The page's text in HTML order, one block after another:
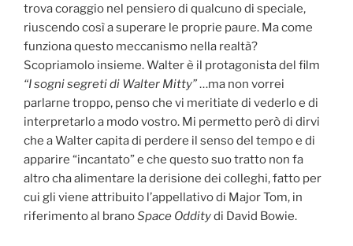
trova coraggio nel pensiero di qualcuno di speciale,
riuscendo così a superare le proprie paure. Ma come
funziona questo meccanismo nella realtà?
Scopriamolo insieme. Walter è il protagonista del film
“I sogni segreti di Walter Mitty”…ma non vorrei
parlarne troppo, penso che vi meritiate di vederlo e di
interpretarlo a modo vostro. Mi permetto però di dirvi
che a Walter capita di perdere il senso del tempo e di
apparire “incantato” e che questo suo tratto non fa
altro cha alimentare la derisione dei colleghi, fatto per
cui gli viene attribuito l’appellativo di Major Tom, in
riferimento al branoSpace Odditydi David Bowie.